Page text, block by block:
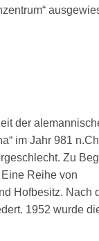
der
im Jahr 981
Zu
Reihe von
Hofbesitz. Nach
1952 wurde